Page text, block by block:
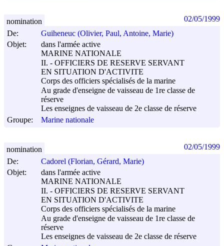
De:
Guiheneuc (Olivier, Paul, Antoine, Marie)
Objet:
dans l'armée active
MARINE NATIONALE
II. - OFFICIERS DE RESERVE SERVANT
EN SITUATION D'ACTIVITE
Corps des officiers spécialisés de la marine
Au grade d'enseigne de vaisseau de 1re classe de
réserve
Les enseignes de vaisseau de 2e classe de réserve
Groupe:
Marine nationale
nomination 02/05/1999
De:
Cadorel (Florian, Gérard, Marie)
Objet:
dans l'armée active
MARINE NATIONALE
II. - OFFICIERS DE RESERVE SERVANT
EN SITUATION D'ACTIVITE
Corps des officiers spécialisés de la marine
Au grade d'enseigne de vaisseau de 1re classe de
réserve
Les enseignes de vaisseau de 2e classe de réserve
nomination 02/05/1999